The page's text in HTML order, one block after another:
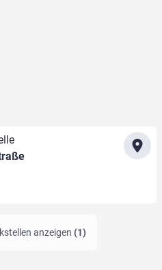
anzeigen (1)